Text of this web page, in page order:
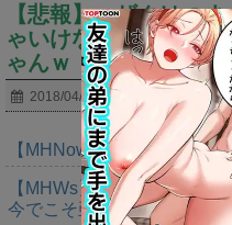
【悲報】ハザクはつ
ゃいけないからスル
ゃんｗ
2018/04/05
【MHNow】タマゴイベン
【MHWs】モンスター一体
今でこそ亜種に頼るべきだよ